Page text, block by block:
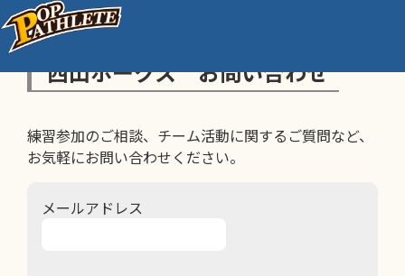
西山ホークス お問い合わせ
練習参加のご相談、チーム活動に関するご質問など、
お気軽にお問い合わせください。
メールアドレス